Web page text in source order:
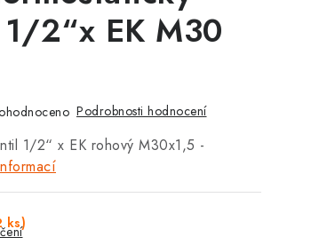
2“x EK M30
Podrobnosti hodnocení
1/2“ x EK rohový M30x1,5 -
ks)